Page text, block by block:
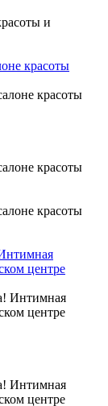
красоты
центре